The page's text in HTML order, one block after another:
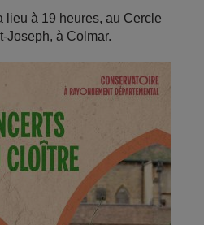
lieu à 19 heures, au Cercle
Joseph, à Colmar.